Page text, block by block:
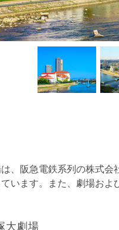
、阪急電鉄系列の株式
います。また、劇場およ
大劇場